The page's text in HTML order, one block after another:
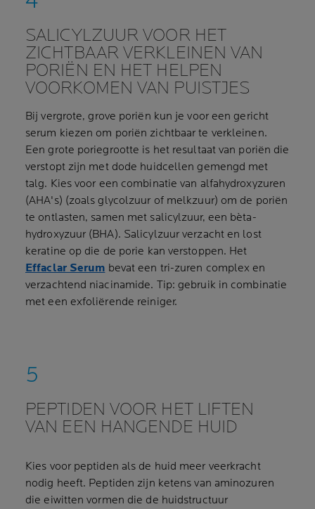
SALICYLZUUR VOOR HET
ZICHTBAAR VERKLEINEN VAN
PORIËN EN HET HELPEN
VOORKOMEN VAN PUISTJES
Bij vergrote, grove poriën kun je voor een gericht
serum kiezen om poriën zichtbaar te verkleinen.
Een grote poriegrootte is het resultaat van poriën die
verstopt zijn met dode huidcellen gemengd met
talg. Kies voor een combinatie van alfahydroxyzuren
(AHA's) (zoals glycolzuur of melkzuur) om de poriën
te ontlasten, samen met salicylzuur, een bèta-
hydroxyzuur (BHA). Salicylzuur verzacht en lost
keratine op die de porie kan verstoppen. Het
Effaclar Serum bevat een tri-zuren complex en
verzachtend niacinamide. Tip: gebruik in combinatie
met een exfoliërende reiniger.
PEPTIDEN VOOR HET LIFTEN
VAN EEN HANGENDE HUID
Kies voor peptiden als de huid meer veerkracht
nodig heeft. Peptiden zijn ketens van aminozuren
die eiwitten vormen die de huidstructuur